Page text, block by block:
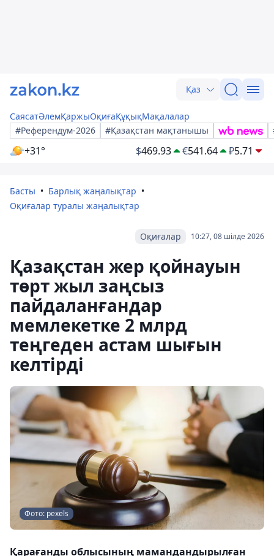
Қаз
СаясатӘлемҚаржыОқиғаҚұқықМақалалар
#Референдум-2026
#Қазақстан мақтанышы
+31° $469.93 €541.64 ₽5.71
Басты
Барлық жаңалықтар
Оқиғалар туралы жаңалықтар
10:27, 08 шілде 2026
Оқиғалар
Қазақстан жер қойнауын
төрт жыл заңсыз
пайдаланғандар
мемлекетке 2 млрд
теңгеден астам шығын
келтірді
Фото: pexels
Қарағанды облысының мамандандырылған